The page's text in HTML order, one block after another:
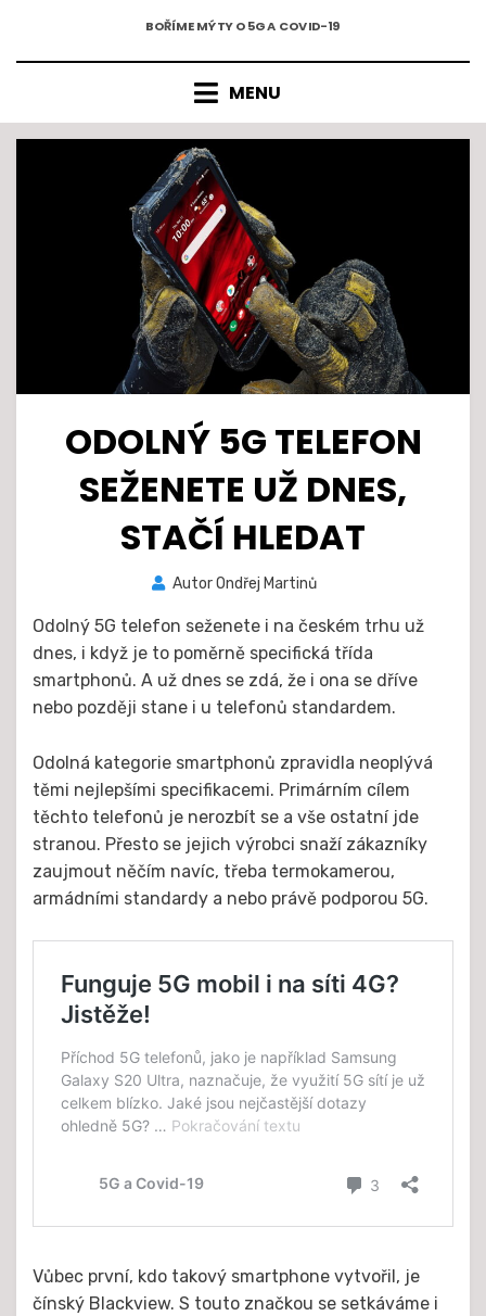
obsahu
BOŘÍME MÝTY O 5G A COVID-19
MENU
ODOLNÝ 5G TELEFON
SEŽENETE UŽ DNES,
STAČÍ HLEDAT
AutorOndřej Martinů
Odolný 5G telefon seženete i na českém trhu už
dnes, i když je to poměrně specifická třída
smartphonů. A už dnes se zdá, že i ona se dříve
nebo později stane i u telefonů standardem.
Odolná kategorie smartphonů zpravidla neoplývá
těmi nejlepšími specifikacemi. Primárním cílem
těchto telefonů je nerozbít se a vše ostatní jde
stranou. Přesto se jejich výrobci snaží zákazníky
zaujmout něčím navíc, třeba termokamerou,
armádními standardy a nebo právě podporou 5G.
Vůbec první, kdo takový smartphone vytvořil, je
čínský Blackview. S touto značkou se setkáváme i